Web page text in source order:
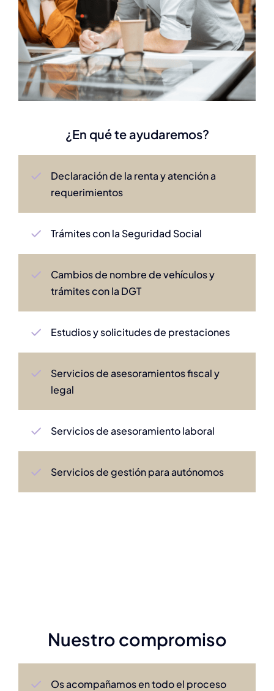
¿En qué te ayudaremos?
Declaración de la renta y atención a
requerimientos
Trámites con la Seguridad Social
Cambios de nombre de vehículos y
trámites con la DGT
Estudios y solicitudes de prestaciones
Servicios de asesoramientos fiscal y
legal
Servicios de asesoramiento laboral
Servicios de gestión para autónomos
Nuestro compromiso
Os acompañamos en todo el proceso